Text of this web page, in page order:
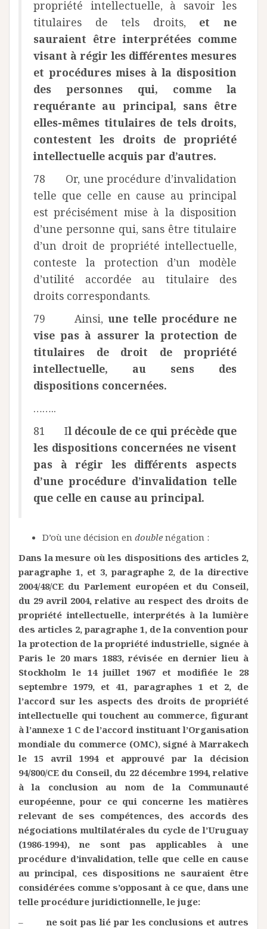
propriété intellectuelle, à savoir les
titulaires de tels droits, et ne
sauraient être interprétées comme
visant à régir les différentes mesures
et procédures mises à la disposition
des personnes qui, comme la
requérante au principal, sans être
elles-mêmes titulaires de tels droits,
contestent les droits de propriété
intellectuelle acquis par d’autres.
78 Or, une procédure d’invalidation
telle que celle en cause au principal
est précisément mise à la disposition
d’une personne qui, sans être titulaire
d’un droit de propriété intellectuelle,
conteste la protection d’un modèle
d’utilité accordée au titulaire des
droits correspondants.
79 Ainsi, une telle procédure ne
vise pas à assurer la protection de
titulaires de droit de propriété
intellectuelle, au sens des
dispositions concernées.
……..
81 Il découle de ce qui précède que
les dispositions concernées ne visent
pas à régir les différents aspects
d’une procédure d’invalidation telle
que celle en cause au principal.
D’où une décision en double négation :
Dans la mesure où les dispositions des articles 2,
paragraphe 1, et 3, paragraphe 2, de la directive
2004/48/CE du Parlement européen et du Conseil,
du 29 avril 2004, relative au respect des droits de
propriété intellectuelle, interprétés à la lumière
des articles 2, paragraphe 1, de la convention pour
la protection de la propriété industrielle, signée à
Paris le 20 mars 1883, révisée en dernier lieu à
Stockholm le 14 juillet 1967 et modifiée le 28
septembre 1979, et 41, paragraphes 1 et 2, de
l’accord sur les aspects des droits de propriété
intellectuelle qui touchent au commerce, figurant
à l’annexe 1 C de l’accord instituant l’Organisation
mondiale du commerce (OMC), signé à Marrakech
le 15 avril 1994 et approuvé par la décision
94/800/CE du Conseil, du 22 décembre 1994, relative
à la conclusion au nom de la Communauté
européenne, pour ce qui concerne les matières
relevant de ses compétences, des accords des
négociations multilatérales du cycle de l’Uruguay
(1986-1994), ne sont pas applicables à une
procédure d’invalidation, telle que celle en cause
au principal, ces dispositions ne sauraient être
considérées comme s’opposant à ce que, dans une
telle procédure juridictionnelle, le juge:
–ne soit pas lié par les conclusions et autres